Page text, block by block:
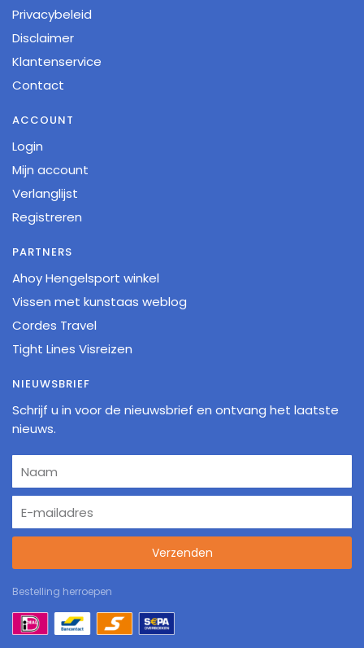
Privacybeleid
Disclaimer
Klantenservice
Contact
ACCOUNT
Login
Mijn account
Verlanglijst
Registreren
PARTNERS
Ahoy Hengelsport winkel
Vissen met kunstaas weblog
Cordes Travel
Tight Lines Visreizen
NIEUWSBRIEF
Schrijf u in voor de nieuwsbrief en ontvang het laatste
nieuws.
Verzenden
Bestelling herroepen